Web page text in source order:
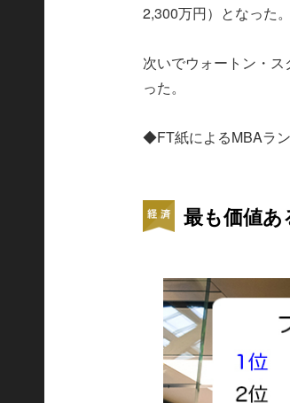
2,300万円）となった。
次いでウォートン・
った。
◆FT紙によるMBAラ
最も価値あ